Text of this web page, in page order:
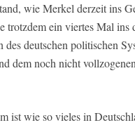
wie Merkel derzeit ins
trotzdem ein viertes Mal
des deutschen politischen
dem noch nicht
ist wie so vieles in